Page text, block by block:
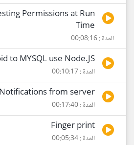
Permissions at Run
Time
المدة : 00:08:16
to MYSQL use Node.JS
المدة : 00:10:17
from server
المدة : 00:17:40
Finger print
المدة : 00:05:34